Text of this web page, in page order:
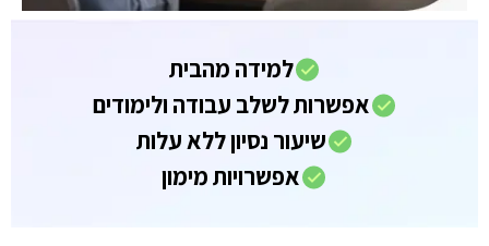
למידה מהבית
אפשרות לשלב עבודה ולימודים
שיעור נסיון ללא עלות
אפשרויות מימון